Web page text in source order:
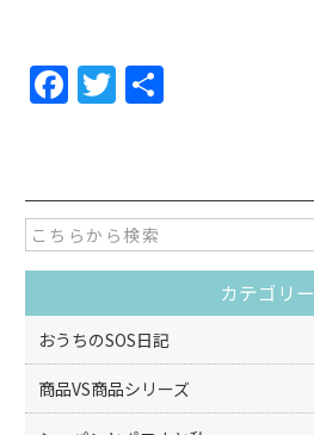
F
a
e
b
o
o
k
T
w
er
カテゴリー
おうちのSOS日記
商品VS商品シリーズ